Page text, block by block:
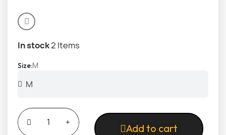
In stock2 Items
Size M
Add to cart